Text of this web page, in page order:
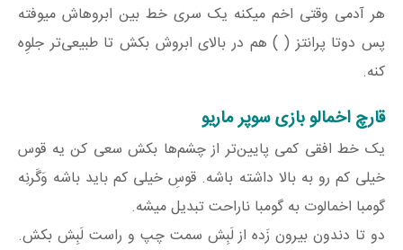
هر آدمی وقتی اخم میکنه یک سری خط بین ابروهاش میوفته
پس دوتا پرانتز ( ) هم در بالای ابروش بکش تا طبیعی‌تر جلوِه
کنه.
قارچ اخمالو بازی سوپر ماریو
یک خط افقی کمی پایین‌تر از چشم‌ها بکش سعی کن یه قوس
خیلی کم رو به بالا داشته باشه. قوسِ خیلی کم باید باشه وَگَرنِه
گومبا اخمالوت به گومبا ناراحت تبدیل میشه.
دو تا دندون بیرون زَده از لَبِش سمت چپ و راست لَبِش بکش.